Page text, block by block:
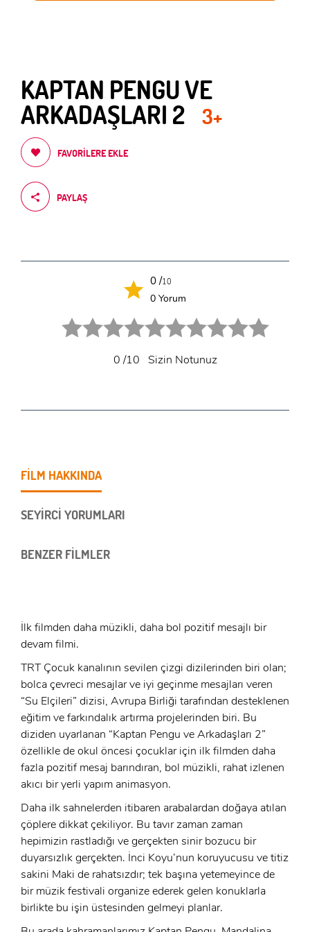
x
KAPTAN PENGU VE
ARKADAŞLARI 2 3+
FAVORILERE EKLE
PAYLAŞ
0 /10
0 Yorum
0/10 Sizin Notunuz
FİLM HAKKINDA
SEYİRCİ YORUMLARI
BENZER FİLMLER
İlk filmden daha müzikli, daha bol pozitif mesajlı bir
devam filmi.
TRT Çocuk kanalının sevilen çizgi dizilerinden biri olan;
bolca çevreci mesajlar ve iyi geçinme mesajları veren
“Su Elçileri” dizisi, Avrupa Birliği tarafından desteklenen
eğitim ve farkındalık artırma projelerinden biri. Bu
diziden uyarlanan “Kaptan Pengu ve Arkadaşları 2”
özellikle de okul öncesi çocuklar için ilk filmden daha
fazla pozitif mesaj barındıran, bol müzikli, rahat izlenen
akıcı bir yerli yapım animasyon.
Daha ilk sahnelerden itibaren arabalardan doğaya atılan
çöplere dikkat çekiliyor. Bu tavır zaman zaman
hepimizin rastladığı ve gerçekten sinir bozucu bir
duyarsızlık gerçekten. İnci Koyu’nun koruyucusu ve titiz
sakini Maki de rahatsızdır; tek başına yetemeyince de
bir müzik festivali organize ederek gelen konuklarla
birlikte bu işin üstesinden gelmeyi planlar.